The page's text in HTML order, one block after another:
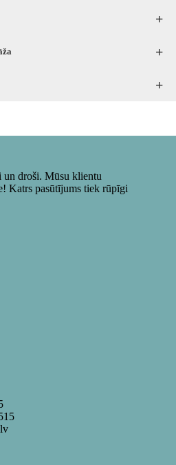
+
+
+
droši. Mūsu klientu
Katrs pasūtījums tiek rūpīgi